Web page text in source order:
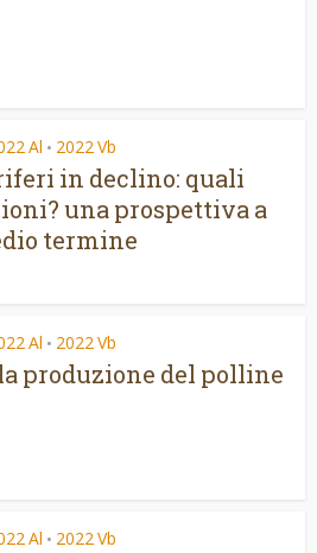
Al • 2022 Vb
in declino: quali
una prospettiva a
termine
Al • 2022 Vb
produzione del polline
Al • 2022 Vb